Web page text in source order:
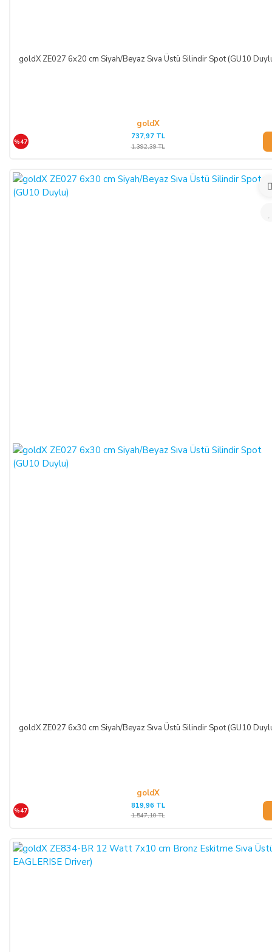
goldX ZE027 6x20 cm Siyah/Beyaz Sıva Üstü Silindir Spot (GU10
goldX
%47
737,97 TL
1.392,39 TL
goldX ZE027 6x30 cm Siyah/Beyaz Sıva Üstü Silindir Spot (GU10
goldX
%47
819,96 TL
1.547,10 TL